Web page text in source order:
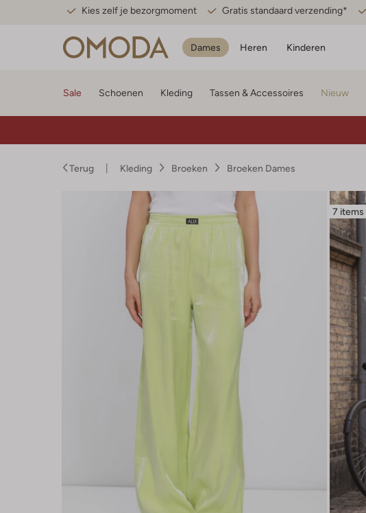
Kies zelf je bezorgmoment Gratis standaard verzending*
Dames Heren Kinderen
Sale Schoenen Kleding Tassen & Accessoires Nieuw
Terug Kleding Broeken Broeken Dames
7 items